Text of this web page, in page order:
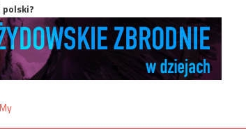
polski?